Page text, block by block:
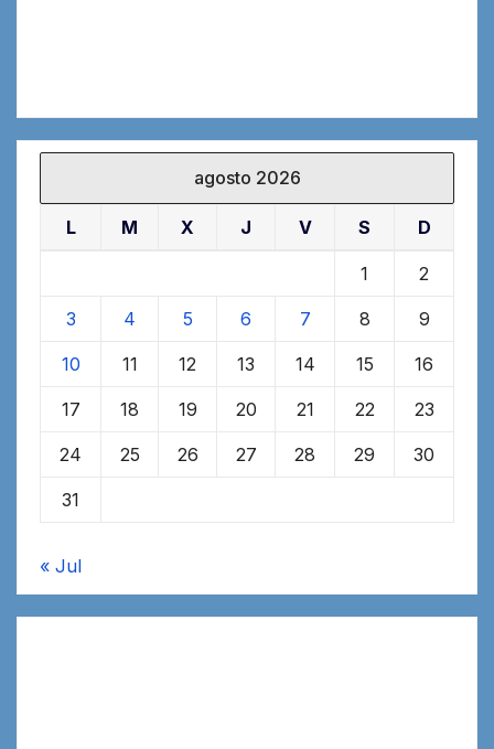
agosto 2026
L M X J V S D
1 2
3 4 5 6 7 8 9
10 11 12 13 14 15 16
17 18 19 20 21 22 23
24 25 26 27 28 29 30
31
« Jul